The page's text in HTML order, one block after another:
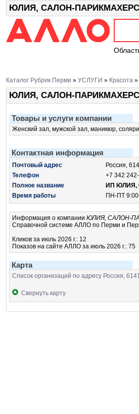
ЮЛИЯ, САЛОН-
Каталог Рубрик Перми » УСЛУГИ » Красота »
ЮЛИЯ, САЛОН-
Товары и услуги компании
Женский зал, мужской зал, маникюр,
Контактная информация
Почтовый адрес
Россия,
Телефон
+7 342
Полное название
ИП ЮЛИЯ,
Время работы
ПН-ПТ
Информация о компании ЮЛИЯ, САЛОН-
Справочной системе АЛЛО по Перми и
Кликов за июль 2026 г.: 12
Показов на сайте АЛЛО за июль 2026 г.: 75
Карта
Список организаций по адресу Россия,
Свернуть карту